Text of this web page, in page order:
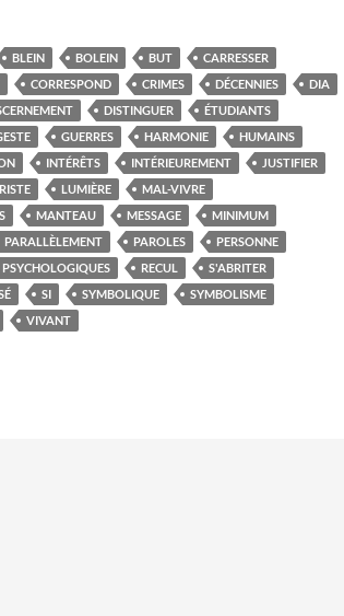
BLEIN BOLEIN BUT
CARRESSER
CORRESPOND CRIMES DÉCENNIES
DIA
DISTINGUER
ÉTUDIANTS
GUERRES HARMONIE
HUMAINS
INTÉRÊTS INTÉRIEUREMENT
JUSTIFIER
LUMIÈRE
MAL-VIVRE
MANTEAU MESSAGE
MINIMUM
PARALLÈLEMENT PAROLES
PERSONNE
PSYCHOLOGIQUES RECUL
S'ABRITER
SI SYMBOLIQUE
SYMBOLISME
VIVANT